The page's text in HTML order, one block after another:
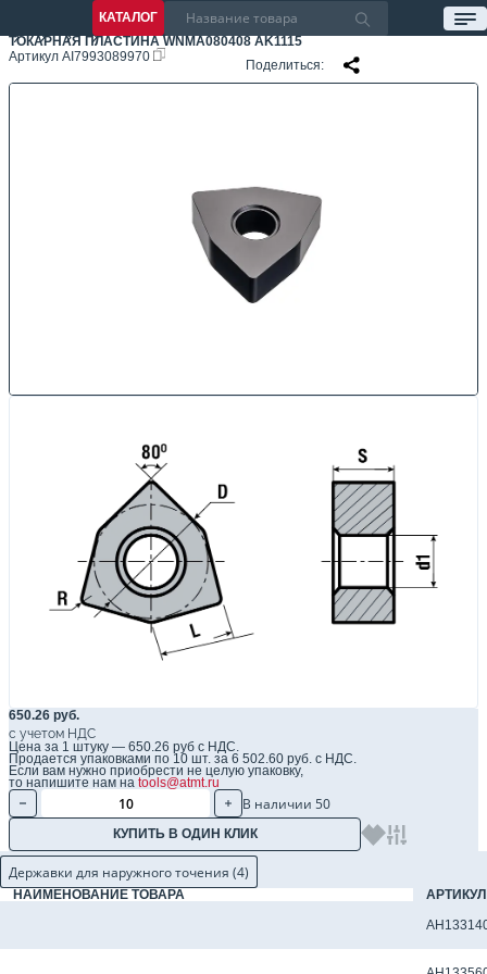
КАТАЛОГ
ТОКАРНАЯ ПЛАСТИНА WNMA080408 AK1115
Артикул AI7993089970
Поделиться
650.26 руб.
с учетом НДС
Цена за 1 штуку — 650.26 руб с НДС.
Продается упаковками по 10 шт. за 6 502.60 руб. с НДС.
Если вам нужно приобрести не целую упаковку,
то напишите нам на tools@atmt.ru
В наличии 50
КУПИТЬ В ОДИН КЛИК
Державки для наружного точения (4)
НАИМЕНОВАНИЕ ТОВАРА
АРТИКУЛ